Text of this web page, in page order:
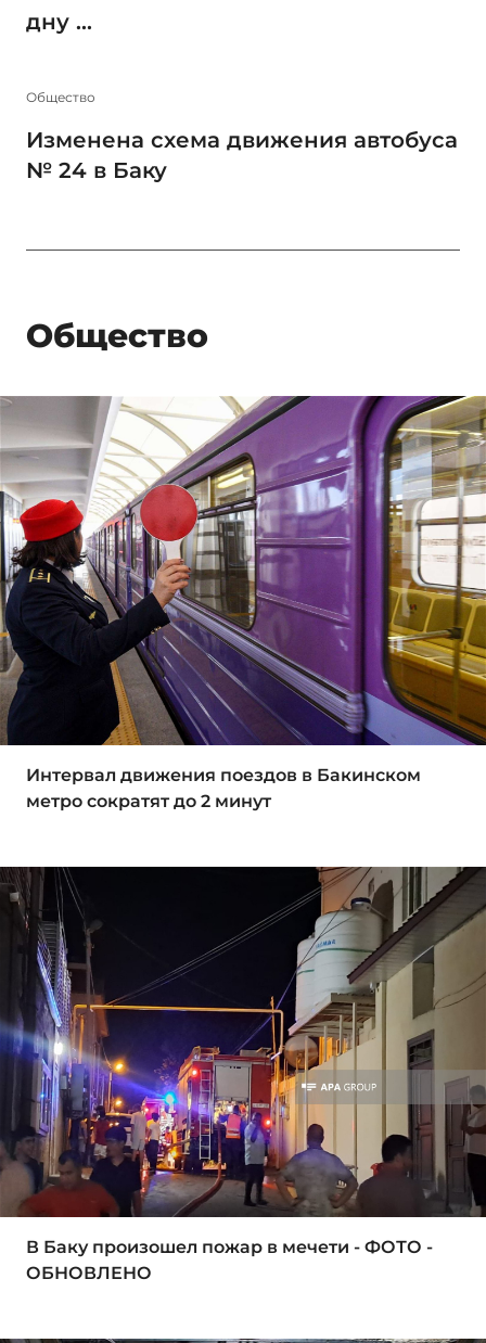
дну ...
Общество
Изменена схема движения автобуса
№ 24 в Баку
Общество
Интервал движения поездов в Бакинском
метро сократят до 2 минут
В Баку произошел пожар в мечети - ФОТО -
ОБНОВЛЕНО